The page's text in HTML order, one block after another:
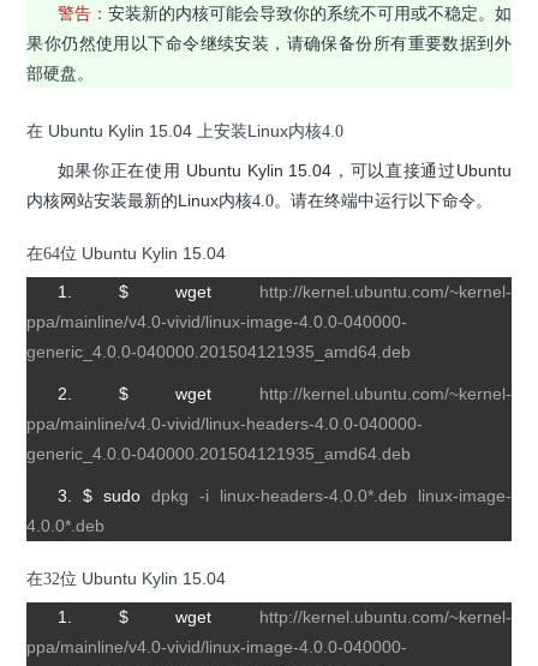
警告： 安装新的内核可能会导致你的系统不可用或不稳定。如
果你仍然使用以下命令继续安装，请确保备份所有重要数据到外
部硬盘。
在 Ubuntu Kylin 15.04 上安装Linux内核4.0
如果你正在使用 Ubuntu Kylin 15.04 ，可以直接通过 Ubuntu
内核网站安装最新的Linux内核4.0。请在终端中运行以下命令。
在64位 Ubuntu Kylin 15.04
1. $ wget http://kernel.ubuntu.com/~kernel-
ppa/mainline/v4.0-vivid/linux-image-4.0.0-040000-
generic_4.0.0-040000.201504121935_amd64.deb
2. $ wget http://kernel.ubuntu.com/~kernel-
ppa/mainline/v4.0-vivid/linux-headers-4.0.0-040000-
generic_4.0.0-040000.201504121935_amd64.deb
3. $ sudo dpkg -i linux-headers-4.0.0*.deb linux-image-
4.0.0*.deb
在32位 Ubuntu Kylin 15.04
1. $ wget http://kernel.ubuntu.com/~kernel-
ppa/mainline/v4.0-vivid/linux-image-4.0.0-040000-